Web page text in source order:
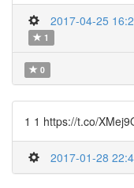
2017-04-25
1
0
1 1 https://t.co/
2017-01-28